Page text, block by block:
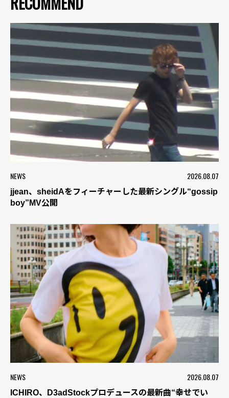
NEWS 2026.08.07
jjean、sheidAをフィーチャーした最新シングル“gossip
boy”MV公開
NEWS 2026.08.07
ICHIRO、D3adStockプロデュースの最新曲“幸せでい